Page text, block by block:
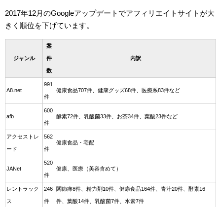
2017年12月のGoogleアップデートでアフィリエイトサイトが大
きく順位を下げています。
ジャンル
案
件
数
内訳
A8.net
991
件
健康食品707件、健康グッズ68件、医療系83件など
afb
600
件
酵素72件、乳酸菌33件、お茶34件、葉酸23件など
アクセストレ
ード
562
件
健康食品・宅配
JANet
520
件
健康、医療（美容含めて）
レントラック
ス
246
件
関節痛8件、精力剤10件、健康食品164件、青汁20件、酵素16
件、葉酸14件、乳酸菌7件、水素7件